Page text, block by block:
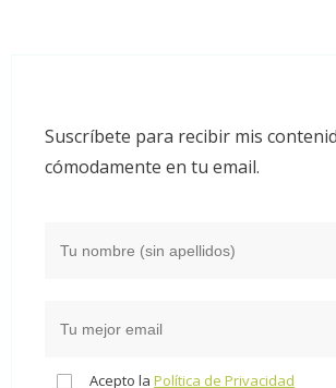
Suscríbete para recibir mis
cómodamente en tu email.
Acepto la Política de Privacidad